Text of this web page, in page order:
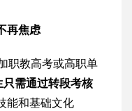
再焦虑
职教高考或高职单
需通过转段考核
能和基础文化